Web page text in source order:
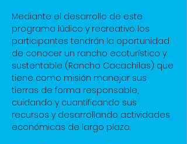
Mediante el desarrollo de este
programa lúdico y recreativo los
participantes tendrán la oportunidad
de conocer un rancho ecoturístico y
sustentable (Rancho Cacachilas) que
tiene como misión manejar sus
tierras de forma responsable,
cuidando y cuantificando sus
recursos y desarrollando actividades
económicas de largo plazo.